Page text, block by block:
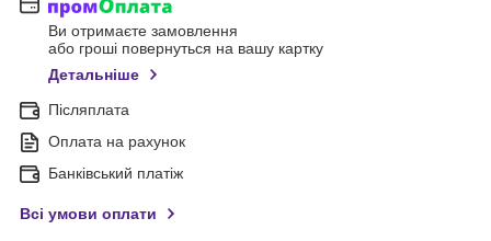
Ви отримаєте замовлення
або гроші повернуться на вашу картку
Детальніше
Післяплата
Оплата на рахунок
Банківський платіж
Всі умови оплати